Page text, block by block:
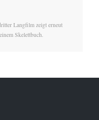
Langfilm zeigt erneut
Skelettbuch.